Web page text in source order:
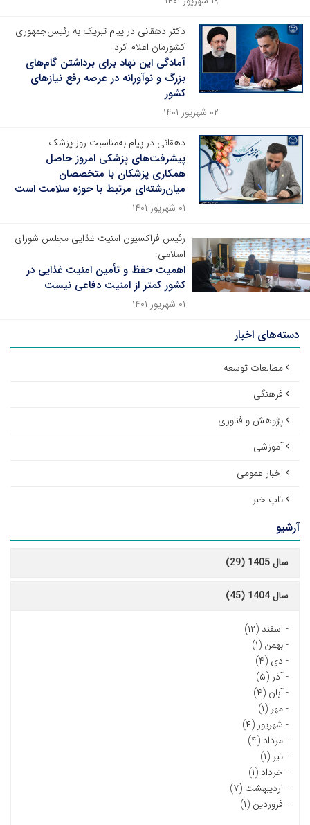
دکتر دهقانی در پیام تبریک به رئیس‌جمهوری
کشورمان اعلام کرد
آمادگی این نهاد برای برداشتن گام‌های
بزرگ و نوآورانه در عرصه رفع نیازهای
کشور
۰۲ شهریور ۱۴۰۱
دهقانی در پیام به‌‌مناسبت روز پزشک
پیشرفت‌های پزشکی امروز حاصل
همکاری پزشکان با متخصصان
میان‌رشته‌ای مرتبط با حوزه سلامت است
۰۱ شهریور ۱۴۰۱
رئیس فراکسیون امنیت غذایی مجلس شورای
اسلامی:
اهمیت حفظ و تأمین امنیت غذایی در
کشور کمتر از امنیت دفاعی نیست
۰۱ شهریور ۱۴۰۱
دسته‌های اخبار
مطالعات توسعه
فرهنگی
پژوهش و فناوری
آموزشی
اخبار عمومی
تاپ خبر
آرشیو
سال 1405 (29)
سال 1404 (45)
- اسفند (۱۲)
-بهمن (۱)
- دی (۴)
-آذر (۵)
-آبان (۴)
-مهر (۱)
- شهریور (۴)
-مرداد (۴)
-تیر (۱)
- خرداد (۱)
- اردیبهشت (۷)
- فروردین (۱)